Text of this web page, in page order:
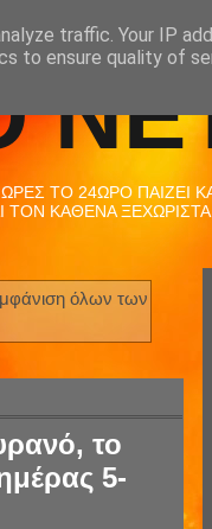
ΤΟ 24ΩΡΟ ΠΑΙΖΕΙ
ΚΑΘΕΝΑ ΞΕΧΩΡΙΣΤΑ.
όλων των
το
5-
traffic. Your IP
to ensure quality of